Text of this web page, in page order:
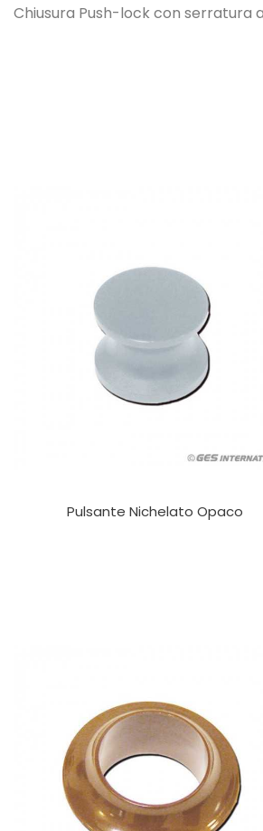
Chiusura Push-lock con serratura
Pulsante Nichelato Opaco